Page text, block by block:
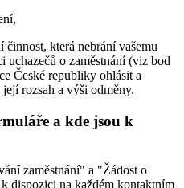
která nebrání vašemu
uchazečů o zaměstnání (viz bod
České republiky ohlásit a
rozsah a výši odměny.
a kde jsou k
zaměstnání" a "Žádost o
dispozici na každém kontaktním